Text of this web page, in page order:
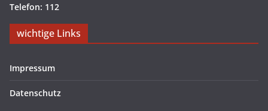
Telefon: 112
wichtige Links
Impressum
Datenschutz